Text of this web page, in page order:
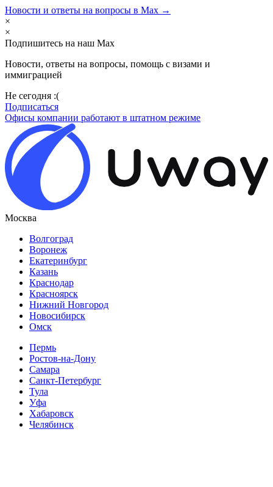
Новости и ответы на вопросы в Max →
×
×
Подпишитесь на наш Max
Новости, ответы на вопросы, помощь с визами и
иммиграцией
Не сегодня :(
Подписаться
Офисы компании работают в штатном режиме
Москва
Волгоград
Воронеж
Екатеринбург
Казань
Краснодар
Красноярск
Нижний Новгород
Новосибирск
Омск
Пермь
Ростов-на-Дону
Самара
Санкт-Петербург
Тула
Уфа
Хабаровск
Челябинск